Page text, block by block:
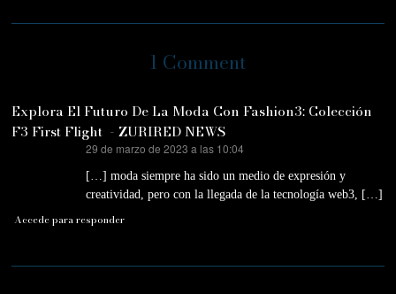
1 Comment
Explora El Futuro De La Moda Con Fashion3: Colección
F3 First Flight - ZURIRED NEWS
29 de marzo de 2023 a las 10:04
[…] moda siempre ha sido un medio de expresión y
creatividad, pero con la llegada de la tecnología web3, […]
Accede para responder